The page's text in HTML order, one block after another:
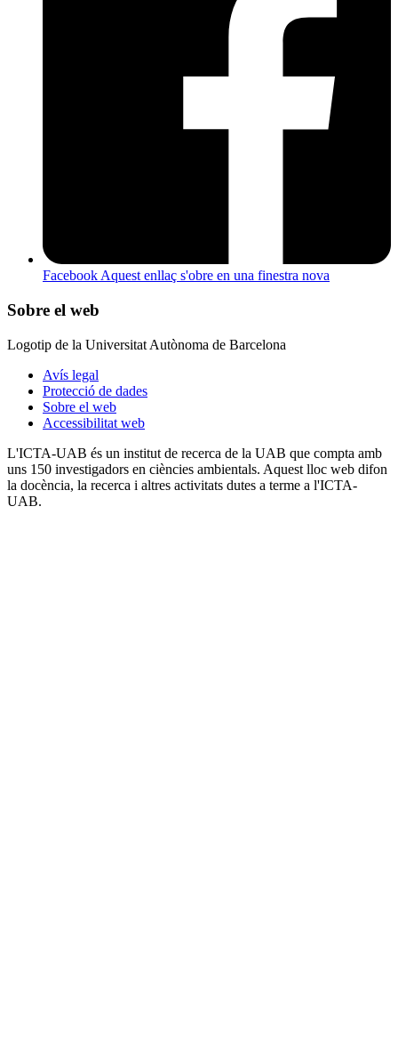
FacebookAquest enllaç s'obre en una finestra nova
Sobre el web
Logotip de la Universitat Autònoma de Barcelona
Avís legal
Protecció de dades
Sobre el web
Accessibilitat web
L'ICTA-UAB és un institut de recerca de la UAB que compta amb
uns 150 investigadors en ciències ambientals. Aquest lloc web difon
la docència, la recerca i altres activitats dutes a terme a l'ICTA-
UAB.